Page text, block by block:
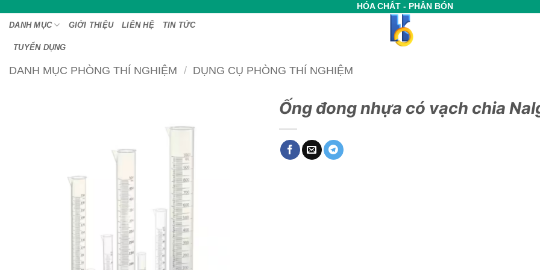
qua
dung
HÓA CHẤT - PHÂN BÓN
DANH MỤC GIỚI THIỆU LIÊN HỆ TIN TỨC
TUYỂN DỤNG
DANH MỤC PHÒNG THÍ NGHIỆM / DỤNG CỤ PHÒNG THÍ NGHIỆM
Ống đong nhựa có vạch chia